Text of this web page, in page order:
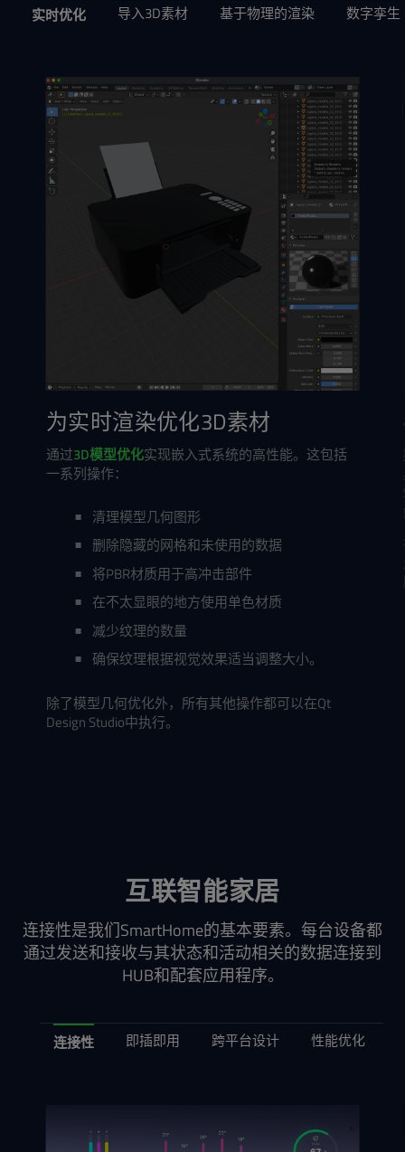
实时优化 导入3D素材 基于物理的渲染 数字孪生
为实时渲染优化3D素材
通过3D模型优化实现嵌入式系统的高性能。这包括
一系列操作：
清理模型几何图形
删除隐藏的网格和未使用的数据
将PBR材质用于高冲击部件
在不太显眼的地方使用单色材质
减少纹理的数量
确保纹理根据视觉效果适当调整大小。
除了模型几何优化外，所有其他操作都可以在Qt
Design Studio中执行。
互联智能家居
连接性是我们SmartHome的基本要素。每台设备都
通过发送和接收与其状态和活动相关的数据连接到
HUB和配套应用程序。
连接性 即插即用 跨平台设计 性能优化